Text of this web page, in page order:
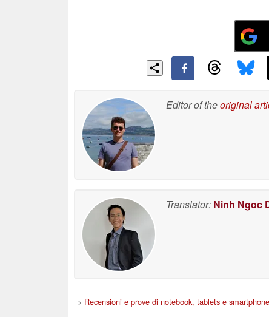
Editor of theoriginal
Translator: Ninh Ngoc
> Recensioni e prove di notebook, tablets e